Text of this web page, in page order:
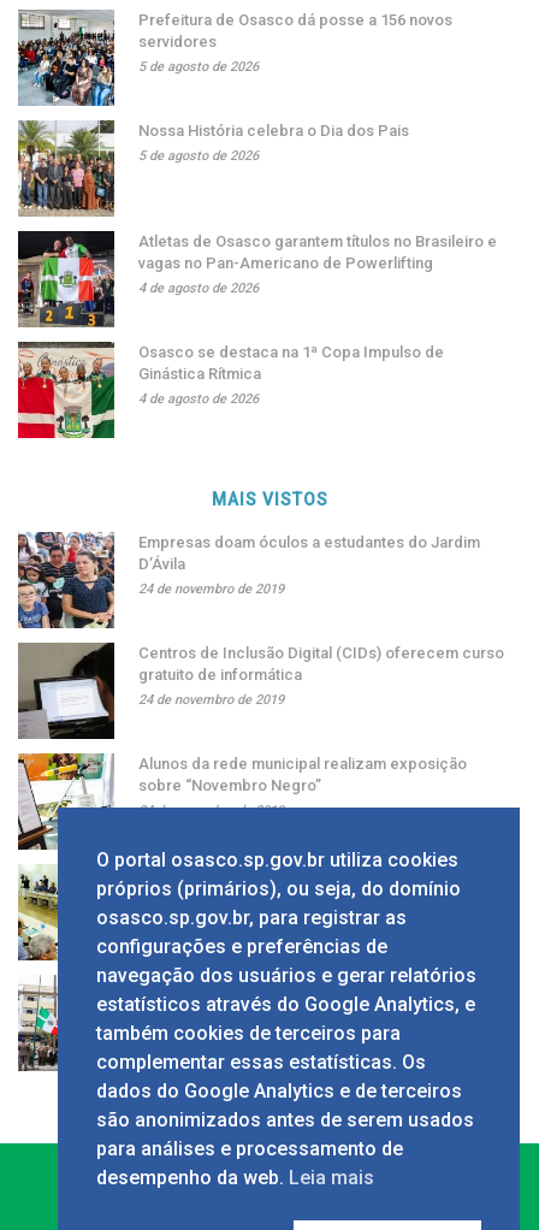
Prefeitura de Osasco dá posse a 156 novos
servidores
5 de agosto de 2026
Nossa História celebra o Dia dos Pais
5 de agosto de 2026
Atletas de Osasco garantem títulos no Brasileiro e
vagas no Pan-Americano de Powerlifting
4 de agosto de 2026
Osasco se destaca na 1ª Copa Impulso de
Ginástica Rítmica
4 de agosto de 2026
MAIS VISTOS
Empresas doam óculos a estudantes do Jardim
D’Ávila
24 de novembro de 2019
Centros de Inclusão Digital (CIDs) oferecem curso
gratuito de informática
24 de novembro de 2019
Alunos da rede municipal realizam exposição
sobre “Novembro Negro”
24 de novembro de 2019
Grupo apresenta ao prefeito sugestão de alíquota
única de ISS
24 de novembro de 2019
Solenidade em comemoração ao Dia da Bandeira
no Calçadão
24 de novembro de 2019
O portal osasco.sp.gov.br utiliza cookies
próprios (primários), ou seja, do domínio
osasco.sp.gov.br, para registrar as
configurações e preferências de
navegação dos usuários e gerar relatórios
estatísticos através do Google Analytics, e
também cookies de terceiros para
complementar essas estatísticas. Os
dados do Google Analytics e de terceiros
são anonimizados antes de serem usados
para análises e processamento de
desempenho da web. Leia mais